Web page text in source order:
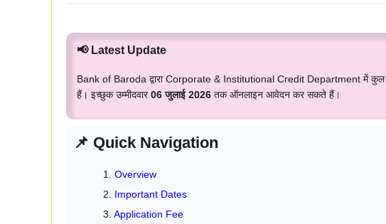
📢 Latest Update
Bank of Baroda द्वारा Corporate & Institutional Credit Department में कुल
हैं। इच्छुक उम्मीदवार06 जुलाई 2026 तक ऑनलाइन आवेदन कर सकते हैं।
📌 Quick Navigation
Overview
Important Dates
Application Fee